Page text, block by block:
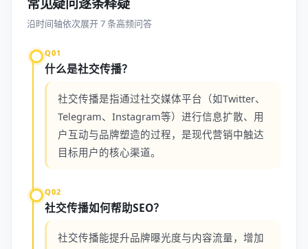
沿时间轴依次展开 7 条高频问答
Q01
什么是社交传播？
社交传播是指通过社交媒体平台（如Twitter、
Telegram、Instagram等）进行信息扩散、用
户互动与品牌塑造的过程，是现代营销中触达
目标用户的核心渠道。
Q02
社交传播如何帮助SEO？
社交传播能提升品牌曝光度与内容流量，增加